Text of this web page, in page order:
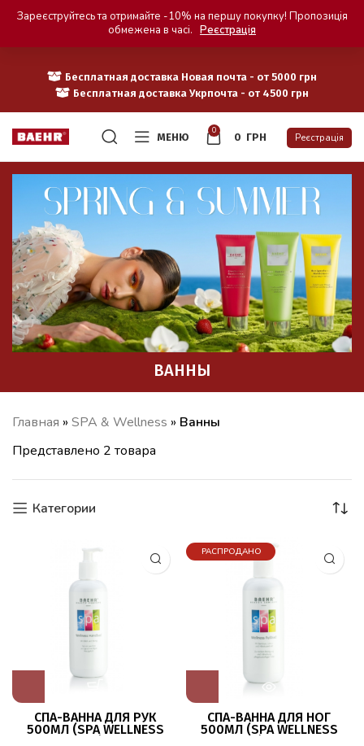
Бесплатная доставка Новая почта - от 5000 грн
Бесплатная доставка Укрпочта - от 4500 грн
МЕНЮ
0
0 ГРН Реєстрація
ВАННЫ
Главная » SPA & Wellness » Ванны
Представлено 2 товара
Категории
СПА-ВАННА ДЛЯ РУК
500МЛ (SPA WELLNESS
РАСПРОДАНО
СПА-ВАННА ДЛЯ НОГ
500МЛ (SPA WELLNESS
Зареєструйтесь та отримайте -10% на першу покупку! Пропозиція
обмежена в часі. Реєстрація